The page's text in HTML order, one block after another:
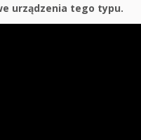
urządzenia tego typu.